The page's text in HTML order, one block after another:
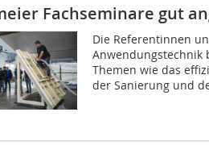
Fachseminare gut
Die Referentinnen
Anwendungstechnik
Themen wie das
der Sanierung und